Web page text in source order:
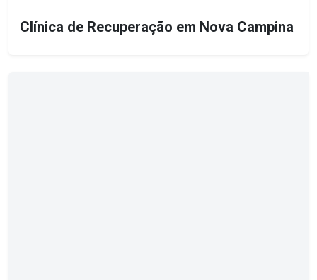
Clínica de Recuperação em Nova Campina